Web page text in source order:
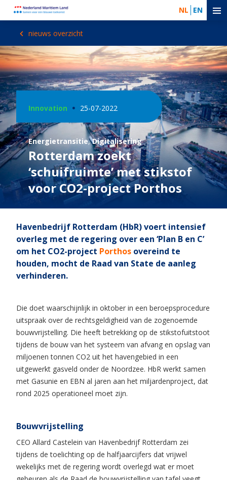
NL EN
nieuws overzicht
Innovation 25-07-2022
Energietransitie,Digitalisering
Rotterdam zoekt
‘schuifruimte’ met stikstof
voor CO2-project Porthos
Havenbedrijf Rotterdam (HbR) voert intensief
overleg met de regering over een ‘Plan B en C’
om het CO2-project Porthos overeind te
houden, mocht de Raad van State de aanleg
verhinderen.
Die doet waarschijnlijk in oktober in een beroepsprocedure
uitspraak over de rechtsgeldigheid van de zogenoemde
bouwvrijstelling. Die heeft betrekking op de stikstofuitstoot
tijdens de bouw van het systeem van afvang en opslag van
miljoenen tonnen CO2 uit het havengebied in een
uitgewerkt gasveld onder de Noordzee. HbR werkt samen
met Gasunie en EBN al jaren aan het miljardenproject, dat
rond 2025 operationeel moet zijn.
Bouwvrijstelling
CEO Allard Castelein van Havenbedrijf Rotterdam zei
tijdens de toelichting op de halfjaarcijfers dat vrijwel
wekelijks met de regering wordt overlegd wat er moet